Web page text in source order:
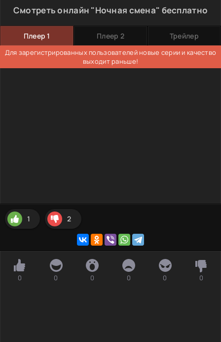
Смотреть онлайн "Ночная смена" бесплатно
Плеер 1 Плеер 2 Трейлер
Для зарегистрированных пользователей новые серии и качество
выходит раньше!
1 2
0 0 0 0 0 0